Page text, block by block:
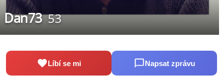
Dan73 53
Líbí se mi Napsat zprávu